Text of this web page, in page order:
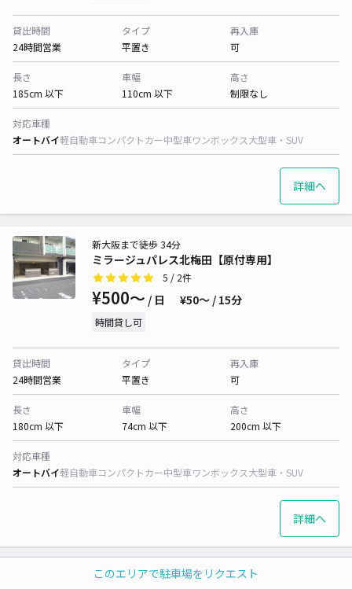
このエリアで駐車場をリクエスト
貸出時間
24時間営業
タイプ
平置き
再入庫
可
長さ
185cm 以下
車幅
110cm 以下
高さ
制限なし
対応車種
オートバイ軽自動車コンパクトカー中型車ワンボックス大型車・SUV
詳細へ
ミラージュパレス北梅田【原付専用】
新大阪まで徒歩 34分
5 / 2件
¥500〜 / 日 ¥50〜 / 15分
時間貸し可
貸出時間
24時間営業
タイプ
平置き
再入庫
可
長さ
180cm 以下
車幅
74cm 以下
高さ
200cm 以下
対応車種
オートバイ軽自動車コンパクトカー中型車ワンボックス大型車・SUV
詳細へ
新大阪まで徒歩 35分